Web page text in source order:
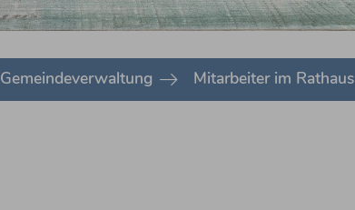
Gemeindeverwaltung Mitarbeiter im Rathaus